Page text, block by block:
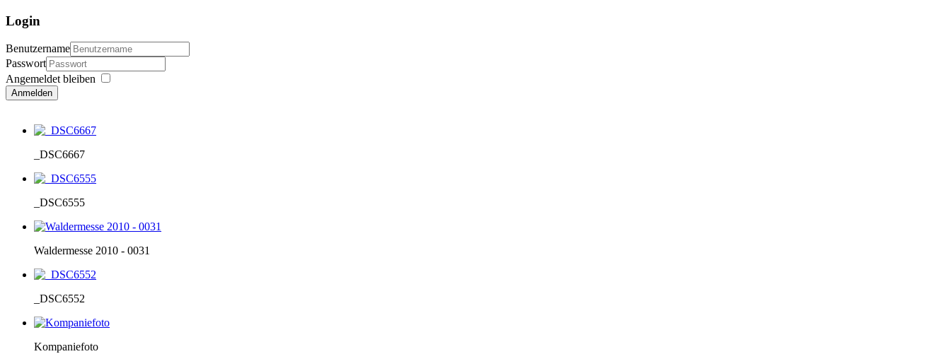
Login
Benutzername
Passwort
Angemeldet bleiben
Anmelden
_DSC6667
_DSC6555
Waldermesse 2010 - 0031
_DSC6552
Kompaniefoto